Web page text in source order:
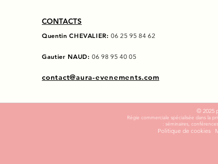
CONTACTS
Quentin CHEVALIER:06 25 95 84 62
Gautier NAUD:06 98 95 40 05
contact@aura-evenements.com
© 2025
Régie commerciale spécialisée dans la
: séminaires,
Politique de cookies